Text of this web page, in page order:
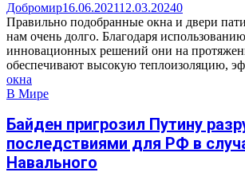
Добромир16.06.202112.03.20240
Правильно подобранные окна и двери
нам очень долго. Благодаря
инновационных решений они на
обеспечивают высокую теплоизоляцию,
окна
В Мире
Байден пригрозил Путину
последствиями для РФ в
Навального